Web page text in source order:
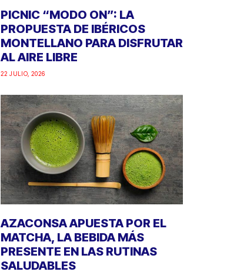
PICNIC “MODO ON”: LA
PROPUESTA DE IBÉRICOS
MONTELLANO PARA DISFRUTAR
AL AIRE LIBRE
22 JULIO, 2026
AZACONSA APUESTA POR EL
MATCHA, LA BEBIDA MÁS
PRESENTE EN LAS RUTINAS
SALUDABLES